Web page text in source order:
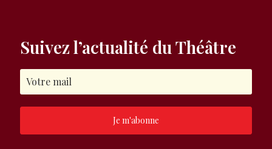
Suivez l’actualité du Théâtre
Je m'abonne